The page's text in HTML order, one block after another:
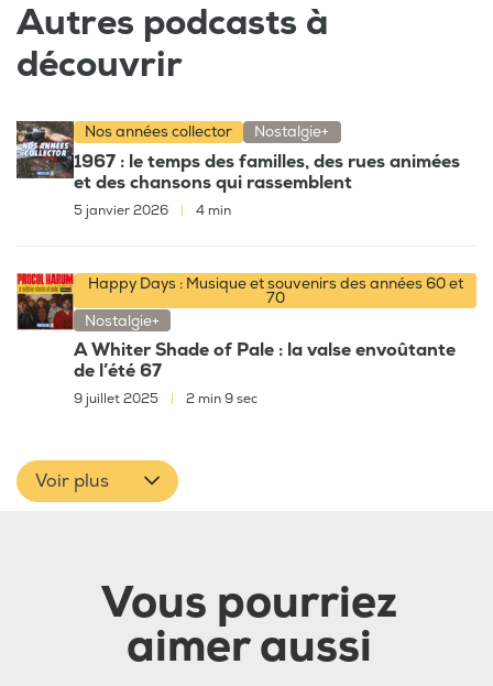
Autres podcasts à
découvrir
Nos années collector Nostalgie+
1967 : le temps des familles, des rues animées
et des chansons qui rassemblent
5 janvier 2026 4 min
Happy Days : Musique et souvenirs des années 60 et
70
Nostalgie+
A Whiter Shade of Pale : la valse envoûtante
de l’été 67
9 juillet 2025 | 2 min 9 sec
Voir plus
Vous pourriez
aimer aussi